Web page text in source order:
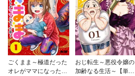
ごくまま～極道だった
オレがママになった話
おじ転生～悪役令嬢の
加齢なる生活～【単